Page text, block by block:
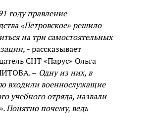
году правление
«Петровское» решило
на три самостоятельных
- рассказывает
СНТ «Парус» Ольга
– Одну из них, в
входили военнослужащие
учебного отряда, назвали
Понятно почему, ведь